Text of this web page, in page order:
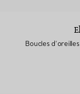
Boucles